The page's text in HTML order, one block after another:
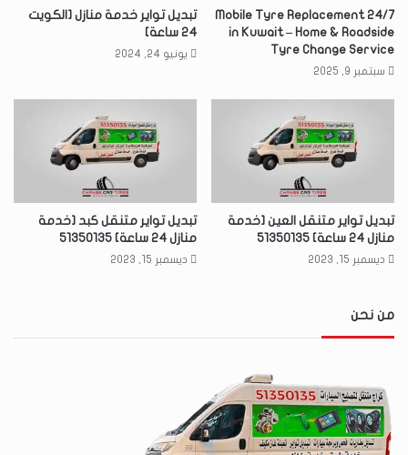
24/7 Mobile Tyre Replacement
in Kuwait – Home & Roadside
Tyre Change Service
سبتمبر 9, 2025
تبديل تواير خدمة منازل [الكويت
24 ساعة]
يونيو 24, 2024
تبديل تواير متنقل العين [خدمة
منازل 24 ساعة] 51350135
ديسمبر 15, 2023
تبديل تواير متنقل كبد [خدمة
منازل 24 ساعة] 51350135
ديسمبر 15, 2023
من نحن